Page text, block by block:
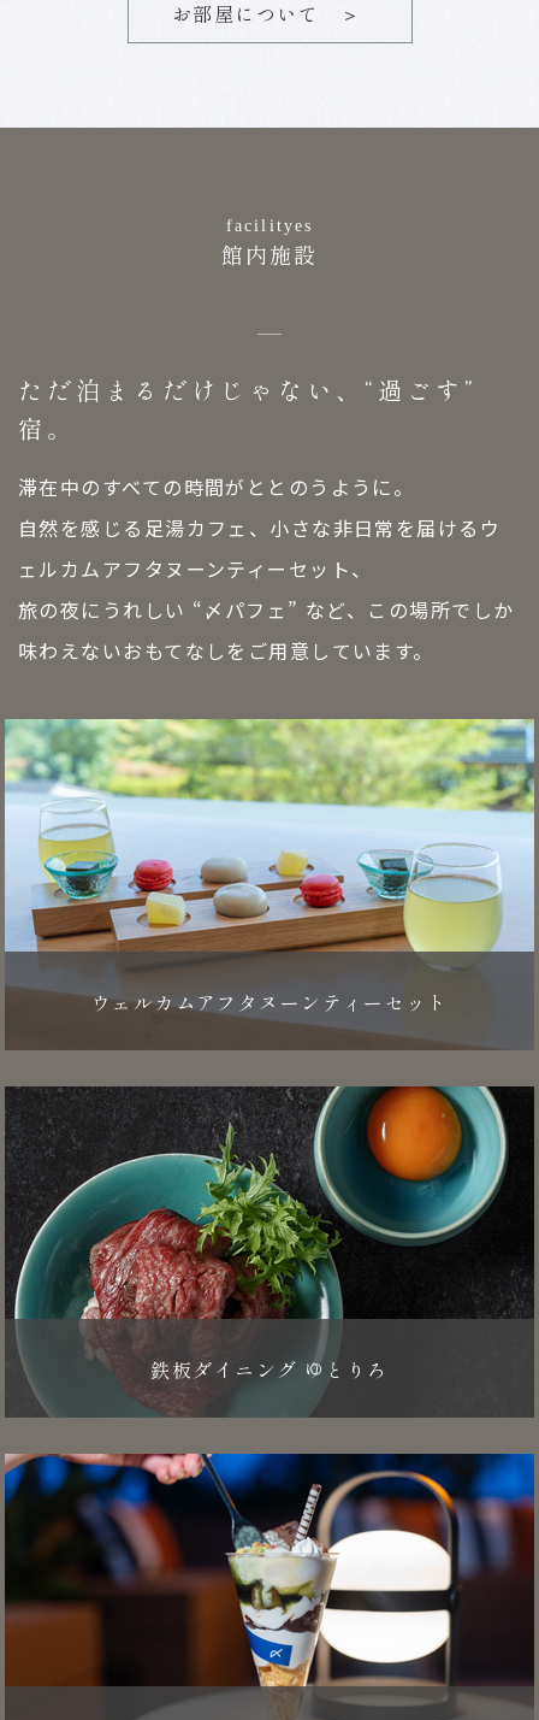
お部屋について ＞
facilityes
館内施設
ただ泊まるだけじゃない、“過ごす”
宿。
滞在中のすべての時間がととのうように。
自然を感じる足湯カフェ、小さな非日常を届けるウ
ェルカムアフタヌーンティーセット、
旅の夜にうれしい “〆パフェ” など、この場所でしか
味わえないおもてなしをご用意しています。
ウェルカムアフタヌーンティーセット
鉄板ダイニング ゆとりろ